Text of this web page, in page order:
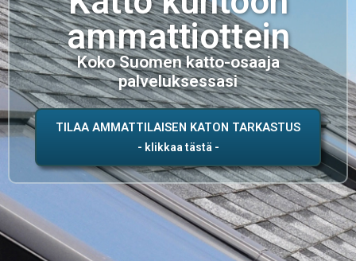
ammattiottein
Koko Suomen katto-osaaja
palveluksessasi
TILAA AMMATTILAISEN KATON TARKASTUS